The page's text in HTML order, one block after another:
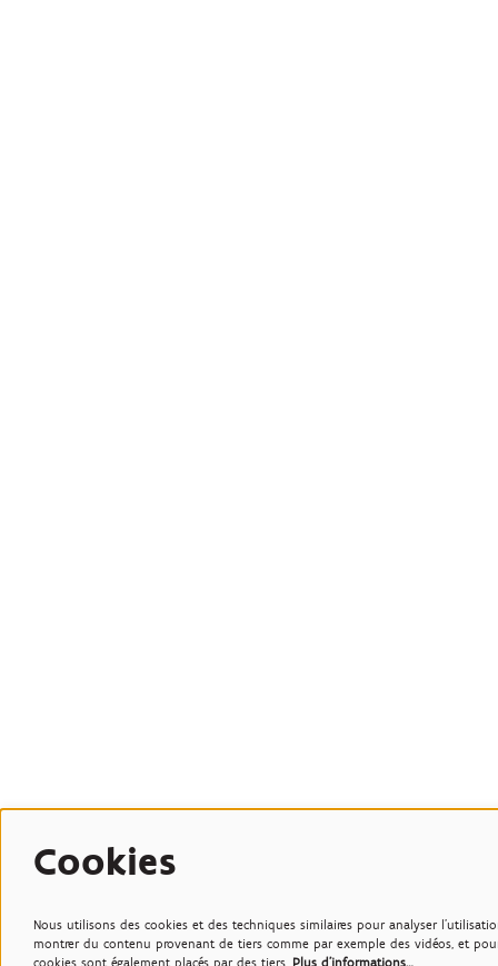
Cookies
Nous utilisons des cookies et des techniques similaires pour analyser
montrer du contenu provenant de tiers comme par exemple des vidéos, et
cookies sont également placés par des tiers. Plus d'informations…